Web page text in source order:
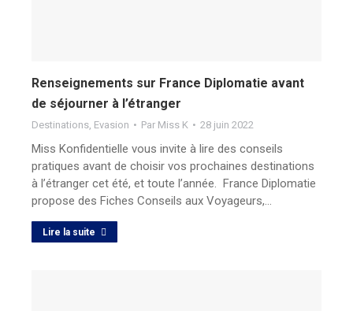
Renseignements sur France Diplomatie avant
de séjourner à l’étranger
Destinations, Evasion Par Miss K 28 juin 2022
Miss Konfidentielle vous invite à lire des conseils
pratiques avant de choisir vos prochaines destinations
à l’étranger cet été, et toute l’année. France Diplomatie
propose des Fiches Conseils aux Voyageurs,…
Lire la suite